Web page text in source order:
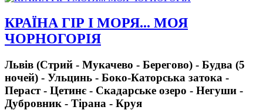
КРАЇНА ГІР І МОРЯ... МОЯ
ЧОРНОГОРІЯ
Львів (Стрий - Мукачево - Берегово) - Будва (5
ночей) - Ульцинь - Боко-Каторська затока -
Пераст - Цетинє - Скадарське озеро - Негуши -
Дубровник - Тірана - Круя